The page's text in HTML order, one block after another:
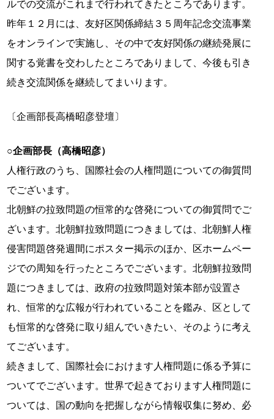
ルでの交流がこれまで行われてきたところであります。
昨年１２月には、友好区関係締結３５周年記念交流事業
をオンラインで実施し、その中で友好関係の継続発展に
関する覚書を交わしたところでありまして、今後も引き
続き交流関係を継続してまいります。
〔企画部長高橋昭彦登壇〕
○企画部長（高橋昭彦）
人権行政のうち、国際社会の人権問題についての御質問
でございます。
北朝鮮の拉致問題の恒常的な啓発についての御質問でご
ざいます。北朝鮮拉致問題につきましては、北朝鮮人権
侵害問題啓発週間にポスター掲示のほか、区ホームペー
ジでの周知を行ったところでございます。北朝鮮拉致問
題につきましては、政府の拉致問題対策本部が設置さ
れ、恒常的な広報が行われていることを鑑み、区として
も恒常的な啓発に取り組んでいきたい、そのように考え
てございます。
続きまして、国際社会におけます人権問題に係る予算に
ついてでございます。世界で起きております人権問題に
ついては、国の動向を把握しながら情報収集に努め、必